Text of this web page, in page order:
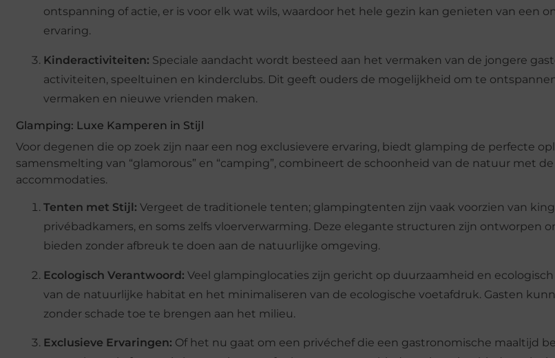
ontspanning of actie, er is voor elk wat wils, waardoor het hele gezin kan genieten van een
ervaring.
Kinderactiviteiten: Speciale aandacht wordt besteed aan het vermaken van de jongere
activiteiten, speeltuinen en kinderclubs. Dit geeft ouders de mogelijkheid om te
vermaken en nieuwe vrienden maken.
Glamping: Luxe Kamperen in Stijl
Voor degenen die op zoek zijn naar een nog exclusievere ervaring, biedt glamping de perfecte
samensmelting van “glamorous” en “camping”, combineert de schoonheid van de natuur met
accommodaties.
Tenten met Stijl: Vergeet de traditionele tenten; glampingtenten zijn vaak voorzien van
privébadkamers, en soms zelfs vloerverwarming. Deze elegante structuren zijn ontworpen
bieden zonder afbreuk te doen aan de natuurlijke omgeving.
Ecologisch Verantwoord: Veel glampinglocaties zijn gericht op duurzaamheid en
van de natuurlijke habitat en het minimaliseren van de ecologische voetafdruk. Gasten
zonder schade toe te brengen aan het milieu.
Exclusieve Ervaringen: Of het nu gaat om een privéchef die een gastronomische maaltijd